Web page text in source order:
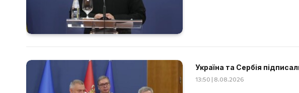
Україна та Сербія
13:50 | 8.08.2026